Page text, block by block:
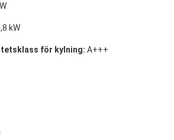
kW
för kylning: A+++